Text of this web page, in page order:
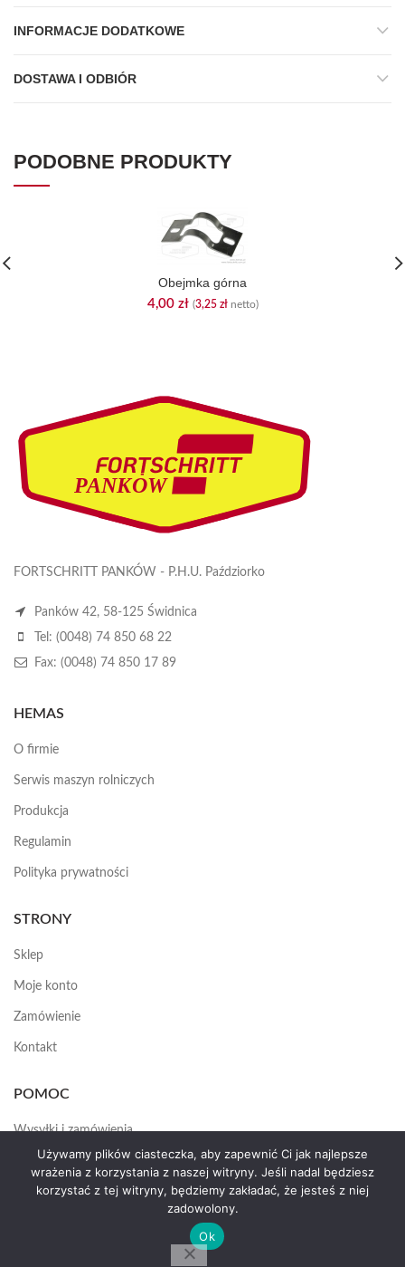
INFORMACJE DODATKOWE
DOSTAWA I ODBIÓR
PODOBNE PRODUKTY
Obejmka górna
4,00 zł (3,25 złnetto)
FORTSCHRITT PANKÓW - P.H.U. Paździorko
Panków 42, 58-125 Świdnica
Tel: (0048) 74 850 68 22
Fax: (0048) 74 850 17 89
HEMAS
O firmie
Serwis maszyn rolniczych
Produkcja
Regulamin
Polityka prywatności
STRONY
Sklep
Moje konto
Zamówienie
Kontakt
POMOC
Wysyłki i zamówienia
Jak założyć konto
HEMAS.PL 2025
by erte
Używamy plików ciasteczka, aby zapewnić Ci jak najlepsze
wrażenia z korzystania z naszej witryny. Jeśli nadal będziesz
korzystać z tej witryny, będziemy zakładać, że jesteś z niej
zadowolony.
Ok